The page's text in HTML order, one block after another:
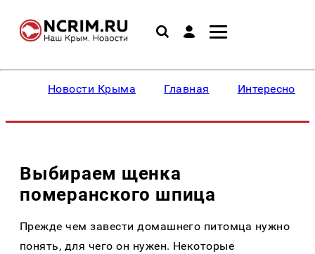
Новости Крыма Главная Интересное
Выбираем щенка
померанского шпица
Прежде чем завести домашнего питомца нужно
понять, для чего он нужен. Некоторые